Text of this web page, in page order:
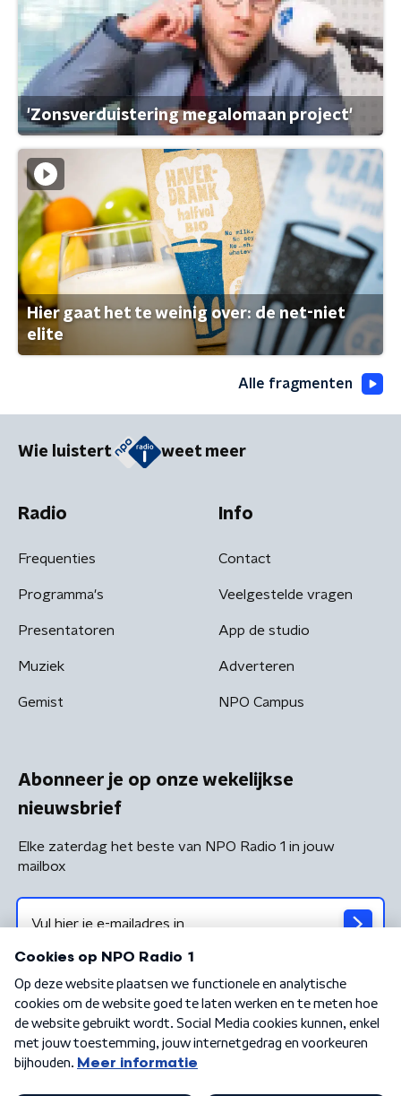
'Zonsverduistering megalomaan project'
Hier gaat het te weinig over: de net-niet
elite
Alle fragmenten
Wie luistert weet meer
Radio
Frequenties
Programma's
Presentatoren
Muziek
Gemist
Info
Contact
Veelgestelde vragen
App de studio
Adverteren
NPO Campus
Abonneer je op onze wekelijkse
nieuwsbrief
Elke zaterdag het beste van NPO Radio 1 in jouw
mailbox
Algemene voorwaarden Privacybeleid